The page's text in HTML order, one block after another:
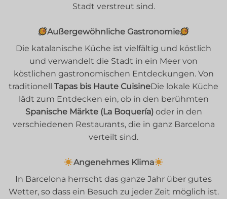
Stadt verstreut sind.
Außergewöhnliche Gastronomie
Die katalanische Küche ist vielfältig und köstlich
und verwandelt die Stadt in ein Meer von
köstlichen gastronomischen Entdeckungen. Von
traditionell Tapas bis Haute CuisineDie lokale Küche
lädt zum Entdecken ein, ob in den berühmten
Spanische Märkte (La Boquería)oder in den
verschiedenen Restaurants, die in ganz Barcelona
verteilt sind.
Angenehmes Klima
In Barcelona herrscht das ganze Jahr über gutes
Wetter, so dass ein Besuch zu jeder Zeit möglich ist.